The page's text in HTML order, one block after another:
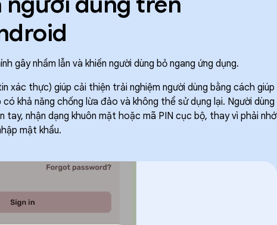
gây nhầm lẫn và khiến người dùng bỏ ngang ứng dụng.
xác thực) giúp cải thiện trải nghiệm người dùng bằng cách giúp
khả năng chống lừa đảo và không thể sử dụng lại. Người dùng
nhận dạng khuôn mặt hoặc mã PIN cục bộ, thay vì phải nhớ
mật khẩu.